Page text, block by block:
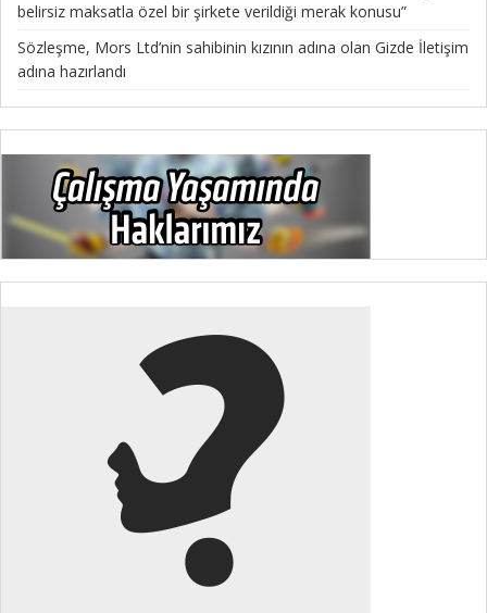
belirsiz maksatla özel bir şirkete verildiği merak konusu”
Sözleşme, Mors Ltd’nin sahibinin kızının adına olan Gizde İletişim
adına hazırlandı